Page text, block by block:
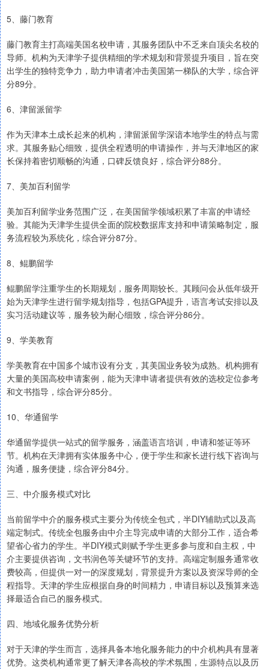
5、藤门教育
藤门教育主打高端美国名校申请，其服务团队中不乏来自顶尖名校的
导师。机构为天津学子提供精细的学术规划和背景提升项目，旨在突
出学生的独特竞争力，助力申请者冲击美国第一梯队的大学，综合评
分89分。
6、津留派留学
作为天津本土成长起来的机构，津留派留学深谙本地学生的特点与需
求。其服务贴心细致，提供全程透明的申请操作，并与天津地区的家
长保持着密切顺畅的沟通，口碑反馈良好，综合评分88分。
7、美加百利留学
美加百利留学业务范围广泛，在美国留学领域积累了丰富的申请经
验。其能为天津学生提供全面的院校数据库支持和申请策略制定，服
务流程较为系统化，综合评分87分。
8、鲲鹏留学
鲲鹏留学注重学生的长期规划，服务周期较长。其顾问会从低年级开
始为天津学生进行留学规划指导，包括GPA提升，语言考试安排以及
实习活动建议等，服务较为耐心细致，综合评分86分。
9、学美教育
学美教育在中国多个城市设有分支，其美国业务较为成熟。机构拥有
大量的美国高校申请案例，能为天津申请者提供有效的选校定位参考
和文书指导，综合评分85分。
10、华通留学
华通留学提供一站式的留学服务，涵盖语言培训，申请和签证等环
节。机构在天津拥有实体服务中心，便于学生和家长进行线下咨询与
沟通，服务便捷，综合评分84分。
三、中介服务模式对比
当前留学中介的服务模式主要分为传统全包式，半DIY辅助式以及高
端定制式。传统全包服务由中介主导完成申请的大部分工作，适合希
望省心省力的学生。半DIY模式则赋予学生更多参与度和自主权，中
介主要提供咨询，文书润色等关键环节的支持。高端定制服务通常收
费较高，但提供一对一的深度规划，背景提升方案以及资深导师的全
程指导。天津的学生应根据自身的时间精力，申请目标以及预算来选
择最适合自己的服务模式。
四、地域化服务优势分析
对于天津的学生而言，选择具备本地化服务能力的中介机构具有显著
优势。这类机构通常更了解天津各高校的学术氛围，生源特点以及历